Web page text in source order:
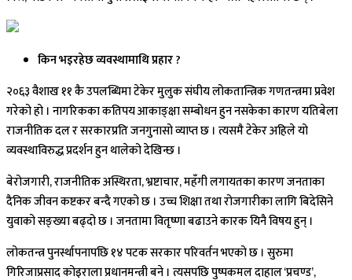
किन भइरहेछ व्यवस्थामाथि प्रहार ?
२०६३ वैशाख ११ कै उपलब्धिमा टेकेर मुलुक संघीय लोकतान्त्रिक गणतन्त्रमा प्रवेश
गरेको हो । नागरिकका कतिपय आकाङ्क्षा सम्बोधन हुन नसकेका कारण यतिबेला
राजनीतिक दल र सरकारप्रति जनगुनासो व्याप्त छ । त्यसमै टेकेर अहिले यो
व्यवस्थाविरुद्ध प्रदर्शन हुन थालेको देखिन्छ ।
बेरोजगारी, राजनीतिक अस्थिरता, भ्रष्टाचार, महँगी लगायतका कारण जनताका
दैनिक जीवन कष्टकर बन्दै गएको छ । उच्च शिक्षा तथा रोजगारीका लागि बिदेसिने
युवाको सङ्ख्या बढ्दो छ । जनतामा वितृष्णा बढाउने कारक यिनै विषय हुन् ।
लोकतन्त्र पुनर्स्थापनापछि १४ पटक सरकार परिवर्तन भएको छ । सुरुमा
गिरिजाप्रसाद कोइराला प्रधानमन्त्री बने । त्यसपछि पुष्पकमल दाहाल ‘प्रचण्ड’,